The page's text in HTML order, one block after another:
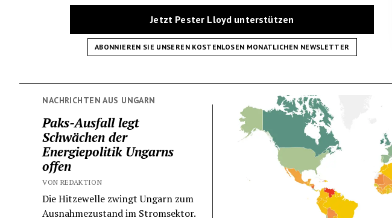
Jetzt Pester Lloyd unterstützen
ABONNIEREN SIE UNSEREN KOSTENLOSEN MONATLICHEN NEWSLETTER
NACHRICHTEN AUS UNGARN
Paks-Ausfall legt
Schwächen der
Energiepolitik Ungarns
offen
VON REDAKTION
Die Hitzewelle zwingt Ungarn zum
Ausnahmezustand im Stromsektor.